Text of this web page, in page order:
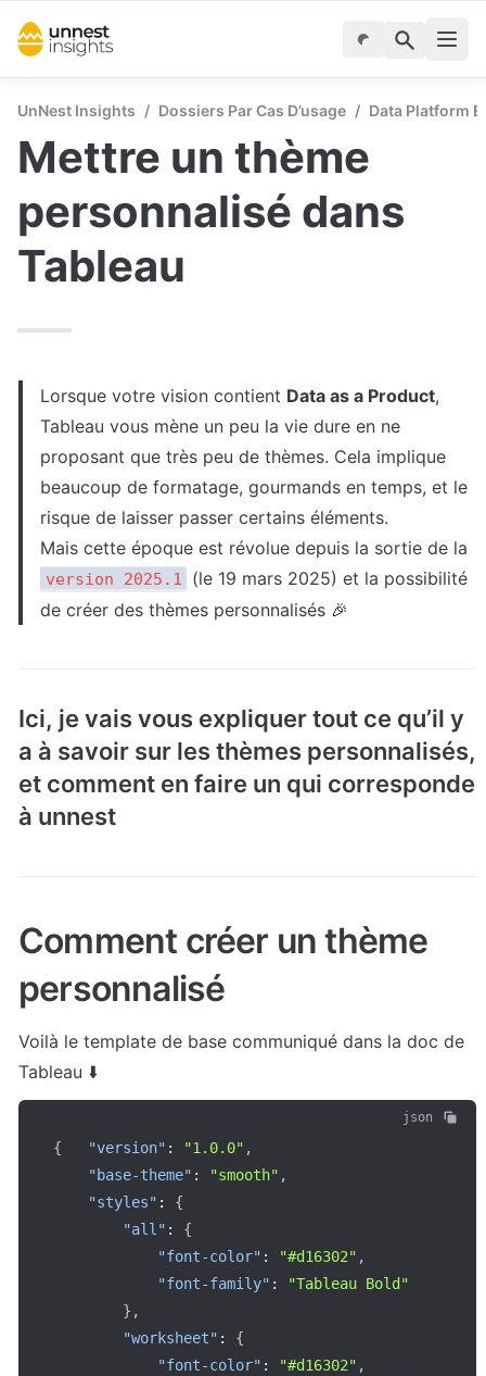
UnNest Insights / Dossiers Par Cas D’usage / Data Platform
Mettre un thème
personnalisé dans
Tableau
Lorsque votre vision contient Data as a Product,
Tableau vous mène un peu la vie dure en ne
proposant que très peu de thèmes. Cela implique
beaucoup de formatage, gourmands en temps, et le
risque de laisser passer certains éléments.
version 2025.1
(le 19 mars 2025) et la possibilité
de créer des thèmes personnalisés 🎉
Ici, je vais vous expliquer tout ce qu’il y
a à savoir sur les thèmes personnalisés,
et comment en faire un qui corresponde
à unnest
Comment créer un thème
personnalisé
Voilà le template de base communiqué dans la doc de
Tableau ⬇️
json
{ "version" : "1.0.0" ,
"base-theme" : "smooth" ,
"styles" :
{
"all" :
{
"font-color" : "#d16302" ,
"font-family" :
"Tableau Bold"
} ,
"worksheet" :
{
"font-color" : "#d16302" ,